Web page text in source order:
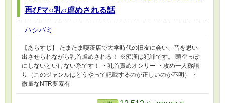
再びマ○乳○虐めされる話
ハシバミ
【あらすじ】 たまたま喫茶店で大学時代の旧友に会い、昔を思い
出させられながら乳首虐めされる！ ※痴漢は犯罪です。 頭空っぽ
にしないといけない系です！ ・乳首責めオンリー ・攻め一人称語
り（このジャンルはどうやって記載するのが正しいのか不明） ・
微量なNTR要素有